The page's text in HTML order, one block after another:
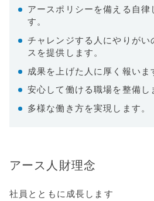
アースポリシーを備える自律
す。
チャレンジする人にやりがい
スを提供します。
成果を上げた人に厚く報いま
安心して働ける職場を整備し
多様な働き方を実現します。
アース人財理念
社員とともに成長します